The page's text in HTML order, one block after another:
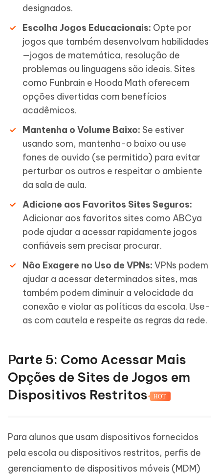
designados.
Escolha Jogos Educacionais: Opte por
jogos que também desenvolvam habilidades
—jogos de matemática, resolução de
problemas ou linguagens são ideais. Sites
como Funbrain e Hooda Math oferecem
opções divertidas com benefícios
acadêmicos.
Mantenha o Volume Baixo: Se estiver
usando som, mantenha-o baixo ou use
fones de ouvido (se permitido) para evitar
perturbar os outros e respeitar o ambiente
da sala de aula.
Adicione aos Favoritos Sites Seguros:
Adicionar aos favoritos sites como ABCya
pode ajudar a acessar rapidamente jogos
confiáveis sem precisar procurar.
Não Exagere no Uso de VPNs: VPNs podem
ajudar a acessar determinados sites, mas
também podem diminuir a velocidade da
conexão e violar as políticas da escola. Use-
as com cautela e respeite as regras da rede.
Parte 5: Como Acessar Mais
Opções de Sites de Jogos em
Dispositivos Restritos
HOT
Para alunos que usam dispositivos fornecidos
pela escola ou dispositivos restritos, perfis de
gerenciamento de dispositivos móveis (MDM)